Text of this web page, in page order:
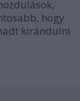
hogy
kirándulni